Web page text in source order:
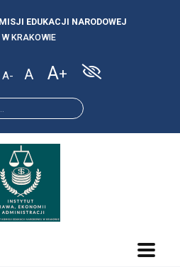
EDUKACJI NARODOWEJ
W KRAKOWIE
A
A
font
size.
A
font
size.